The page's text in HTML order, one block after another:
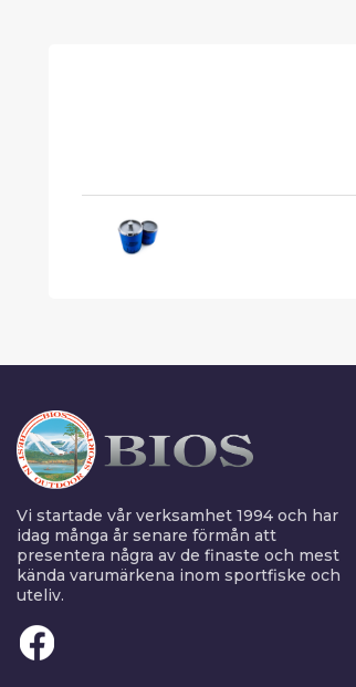
Vi startade vår verksamhet 1994 och har
idag många år senare förmån att
presentera några av de finaste och mest
kända varumärkena inom sportfiske och
uteliv.